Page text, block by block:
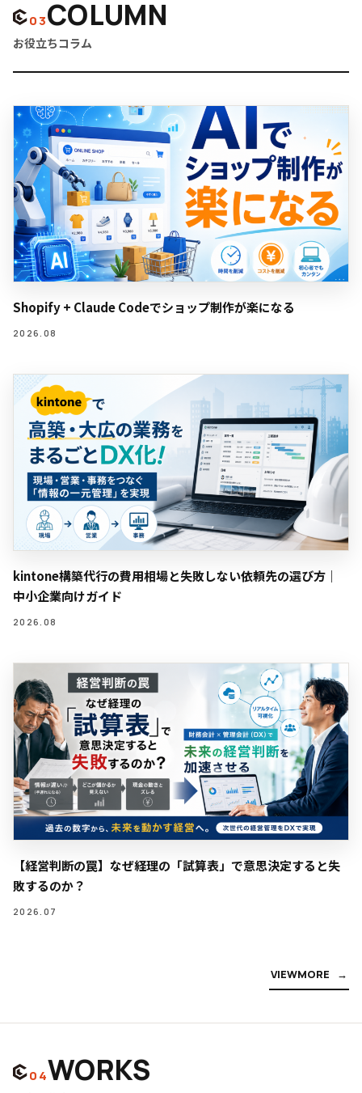
03COLUMN
お役立ちコラム
Shopify + Claude Codeでショップ制作が楽になる
2026.08
kintone構築代行の費用相場と失敗しない依頼先の選び方｜
中小企業向けガイド
2026.08
【経営判断の罠】なぜ経理の「試算表」で意思決定すると失
敗するのか？
2026.07
VIEWMORE
04WORKS